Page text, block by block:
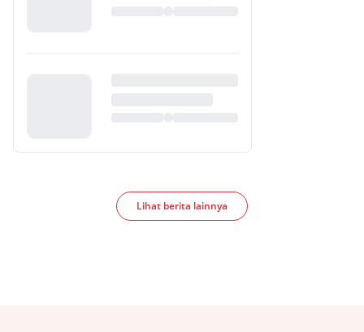
Lihat berita lainnya